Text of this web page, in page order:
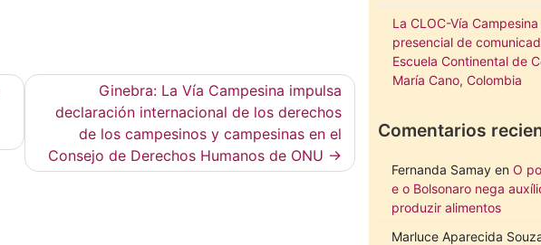
Ginebra: La Vía Campesina impulsa
declaración internacional de los derechos
de los campesinos y campesinas en el
Consejo de Derechos Humanos de ONU
La CLOC-Vía
presencial de
Escuela Continental de
María Cano, Colombia
Comentarios
Fernanda Samay en O
e o Bolsonaro nega
produzir alimentos
Marluce Aparecida